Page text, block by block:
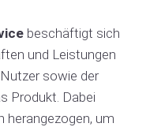
beschäftigt sich
und Leistungen
sowie der
Produkt. Dabei
herangezogen, um